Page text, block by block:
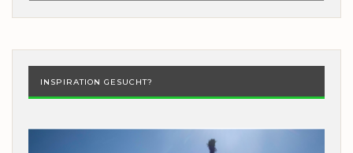
INSPIRATION GESUCHT?